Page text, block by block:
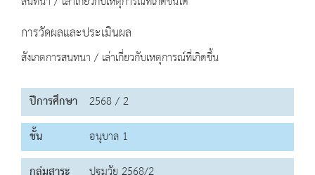
การวัดผลและประเมินผล
สังเกตการสนทนา / เล่าเกี่ยวกับเหตุการณ์ที่เกิดขึ้น
ปีการศึกษา 2568 / 2
ชั้น
อนุบาล 1